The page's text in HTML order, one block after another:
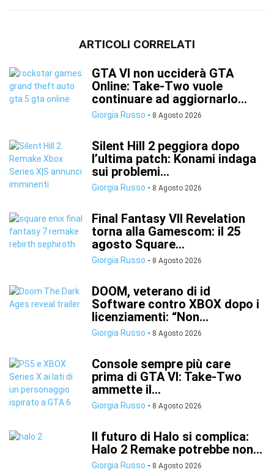
ARTICOLI CORRELATI
GTA VI non ucciderà GTA
Online: Take-Two vuole
continuare ad aggiornarlo...
Giorgia Russo - 8 Agosto 2026
Silent Hill 2 peggiora dopo
l’ultima patch: Konami indaga
sui problemi...
Giorgia Russo - 8 Agosto 2026
Final Fantasy VII Revelation
torna alla Gamescom: il 25
agosto Square...
Giorgia Russo - 8 Agosto 2026
DOOM, veterano di id
Software contro XBOX dopo i
licenziamenti: “Non...
Giorgia Russo - 8 Agosto 2026
Console sempre più care
prima di GTA VI: Take-Two
ammette il...
Giorgia Russo - 8 Agosto 2026
Il futuro di Halo si complica:
Halo 2 Remake potrebbe non...
Giorgia Russo - 8 Agosto 2026